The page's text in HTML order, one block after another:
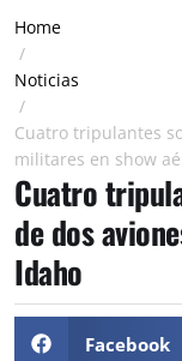
Home
/
Noticias
/
Cuatro tripulantes
militares en show
Cuatro
de dos
Idaho
Facebook